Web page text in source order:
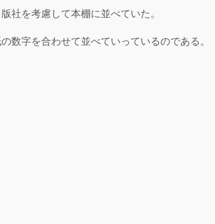
社を考慮して本棚に並べていた。
数字を合わせて並べていっているのである。